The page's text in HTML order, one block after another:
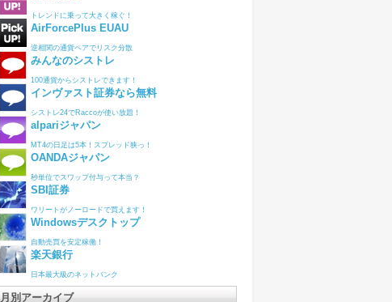
トレンドに乗って大きく稼ぐ！
AirForcePlus EUAU
逆相関の通貨ペアでリスク分散
みんなのシストレ
100通貨からシストレできます！
インヴァスト証券なら無料
シストレ24でRaccoが使い放題！
alpariジャパン
MT4の日足は5本！スプレッド狭っ！
OANDAジャパン
秒単位でスワップ付与って本当？
SBI証券
ワリートがノーロードで買えます！
Windowsデスクトップ
自動売買を安定稼働！
楽天銀行
日本最大級のネットバンク
月別アーカイブ